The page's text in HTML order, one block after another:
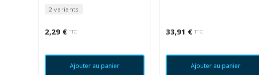
2 variants
2,29 € TTC
Ajouter au panier
33,91 € TTC
Ajouter au panier